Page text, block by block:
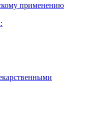
применению